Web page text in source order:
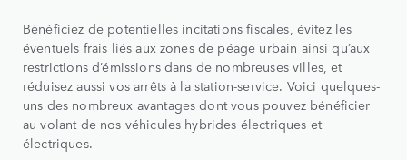
Bénéficiez de potentielles incitations fiscales, évitez les
éventuels frais liés aux zones de péage urbain ainsi qu’aux
restrictions d’émissions dans de nombreuses villes, et
réduisez aussi vos arrêts à la station-service. Voici quelques-
uns des nombreux avantages dont vous pouvez bénéficier
au volant de nos véhicules hybrides électriques et
électriques.